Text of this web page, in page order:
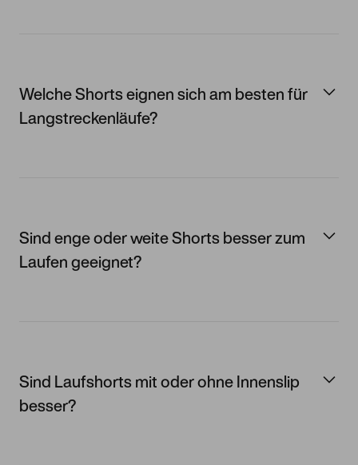
Welche Shorts eignen sich am besten für
Langstreckenläufe?
Sind enge oder weite Shorts besser zum
Laufen geeignet?
Sind Laufshorts mit oder ohne Innenslip
besser?